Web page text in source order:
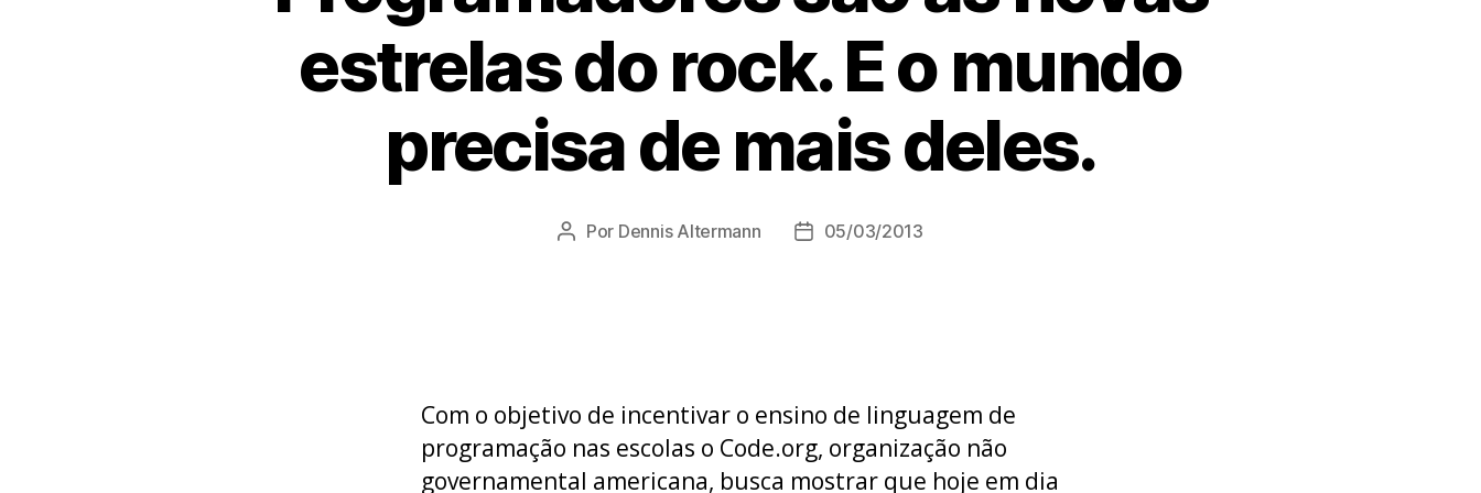
estrelas do rock. E o mundo
precisa de mais deles.
Autor
Por Dennis Altermann
Data05/03/2013
Com o objetivo de incentivar o ensino de linguagem de
programação nas escolas o Code.org, organização não
governamental americana, busca mostrar que hoje em dia